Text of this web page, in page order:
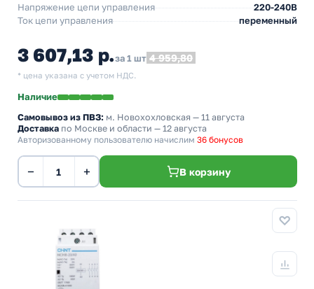
Напряжение цепи управления
220-240В
Ток цепи управления
переменный
3 607,13 р.за 1 шт 4 959,80
* цена указана с учетом НДС.
Наличие
Самовывоз из ПВЗ: м. Новохохловская — 11 августа
Доставка по Москве и области — 12 августа
Авторизованному пользователю начислим 36 бонусов
− + В корзину